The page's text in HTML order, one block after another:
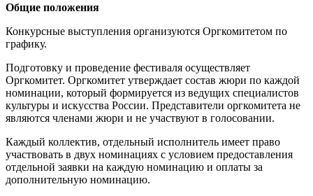
Общие положения
Конкурсные выступления организуются Оргкомитетом по
графику.
Подготовку и проведение фестиваля осуществляет
Оргкомитет. Оргкомитет утверждает состав жюри по каждой
номинации, который формируется из ведущих специалистов
культуры и искусства России. Представители оргкомитета не
являются членами жюри и не участвуют в голосовании.
Каждый коллектив, отдельный исполнитель имеет право
участвовать в двух номинациях с условием предоставления
отдельной заявки на каждую номинацию и оплаты за
дополнительную номинацию.